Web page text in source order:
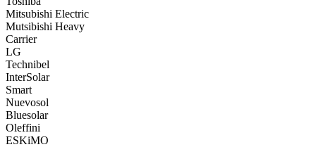
Mitsubishi Electric
Mutsibishi Heavy
Carrier
LG
Technibel
InterSolar
Smart
Nuevosol
Bluesolar
Oleffini
ESKiMO